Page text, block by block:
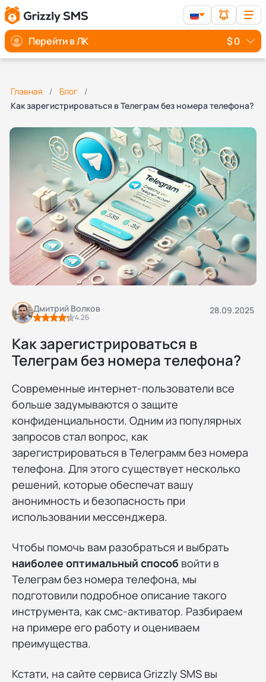
Перейти в ЛК $ 0
Главная
Блог
Как зарегистрироваться в Телеграм без номера телефона?
Дмитрий Волков
4.26
28.09.2025
Как зарегистрироваться в
Телеграм без номера телефона?
Современные интернет-пользователи все
больше задумываются о защите
конфиденциальности. Одним из популярных
запросов стал вопрос, как
зарегистрироваться в Телеграмм без номера
телефона. Для этого существует несколько
решений, которые обеспечат вашу
анонимность и безопасность при
использовании мессенджера.
Чтобы помочь вам разобраться и выбрать
наиболее оптимальный способ войти в
Телеграм без номера телефона, мы
подготовили подробное описание такого
инструмента, как смс-активатор. Разбираем
на примере его работу и оцениваем
преимущества.
Кстати, на сайте сервиса Grizzly SMS вы